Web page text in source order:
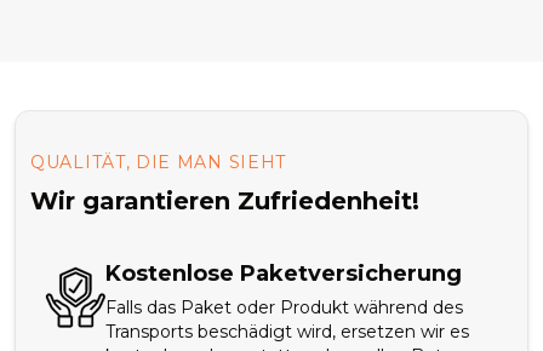
QUALITÄT, DIE MAN SIEHT
Wir garantieren Zufriedenheit!
Kostenlose Paketversicherung
Falls das Paket oder Produkt während des
Transports beschädigt wird, ersetzen wir es